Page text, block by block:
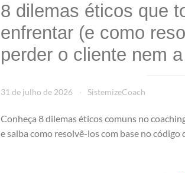
8 dilemas éticos que
enfrentar (e como
perder o cliente nem
31 de julho de 2026 SistemizeCoach
Conheça 8 dilemas éticos comuns no
e saiba como resolvê-los com base no código